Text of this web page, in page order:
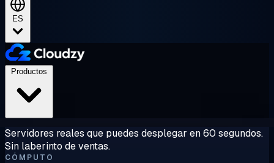
ES
Servidores reales que puedes desplegar en 60 segundos.
Sin laberinto de ventas.
CÓMPUTO